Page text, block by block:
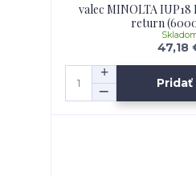
valec MINOLTA IUP18
return
47,18
Pridať